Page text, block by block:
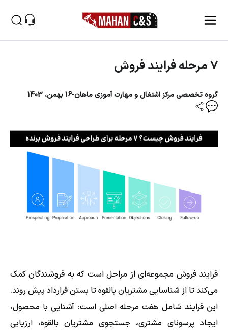
صفحه اصلی
۷ مرحله فرایند فروش
گروه تخصصی مرکز اشتغال و مهارت آموزی ماهان-16 بهمن، 1403
فرایند فروش مجموعه‌ای از مراحل است که به فروشندگان کمک
می‌کند تا از شناسایی مشتریان بالقوه تا بستن قرارداد پیش روند.
این فرایند شامل هفت مرحله اصلی است: آشنایی با محصول،
ایجاد پرسونای مشتری، جستجوی مشتریان بالقوه، ارزیابی